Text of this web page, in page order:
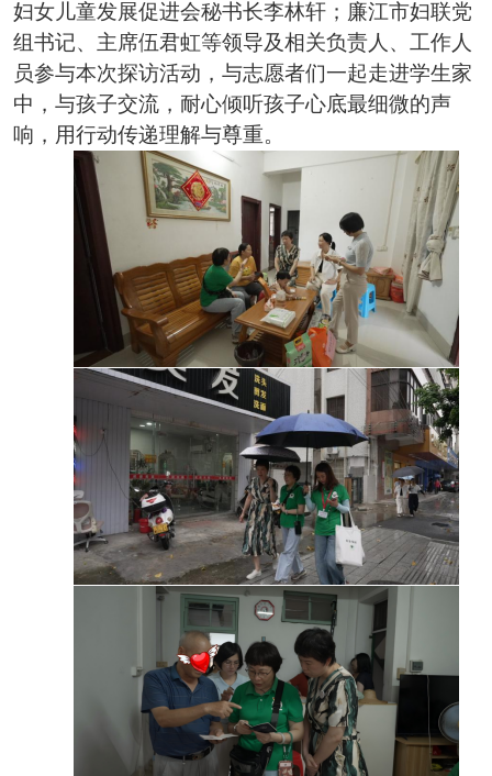
妇女儿童发展促进会秘书长李林轩；廉江市妇联党
组书记、主席伍君虹等领导及相关负责人、工作人
员参与本次探访活动，与志愿者们一起走进学生家
中，与孩子交流，耐心倾听孩子心底最细微的声
响，用行动传递理解与尊重。